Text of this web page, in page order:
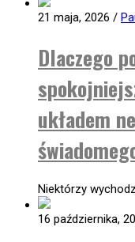
21 maja, 2026 /
Dlaczego
układem
Niektórzy
16 października,